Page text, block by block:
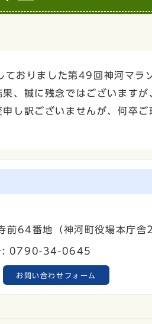
おりました第49回神河マラ
、誠に残念ではございます
し訳ございませんが、何卒
64番地（神河町役場本庁舎2
: 0790-34-0645
お問い合わせフォーム